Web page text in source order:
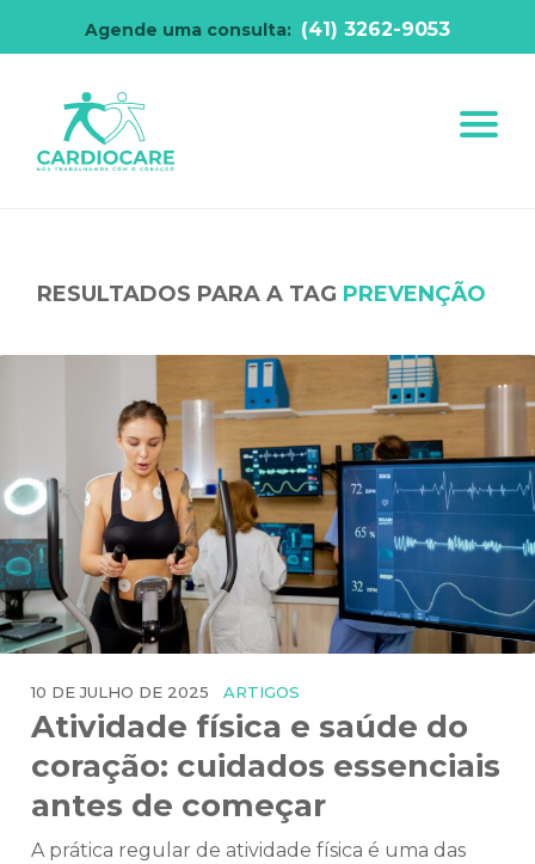
Agende uma consulta: (41) 3262-9053
RESULTADOS PARA A TAG PREVENÇÃO
10 DE JULHO DE 2025 ARTIGOS
Atividade física e saúde do
coração: cuidados essenciais
antes de começar
A prática regular de atividade física é uma das